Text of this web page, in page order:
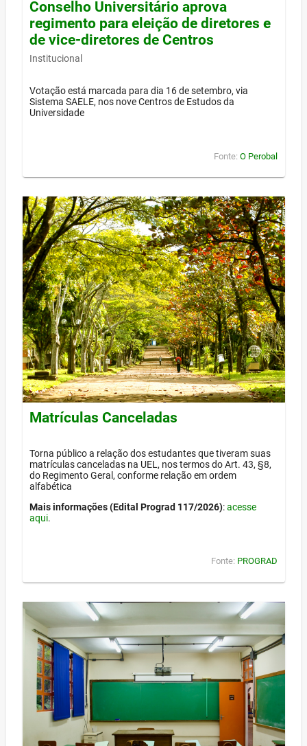
Conselho Universitário aprova
regimento para eleição de diretores e
de vice-diretores de Centros
Institucional
Votação está marcada para dia 16 de setembro, via
Sistema SAELE, nos nove Centros de Estudos da
Universidade
Fonte: O Perobal
Matrículas Canceladas
Torna público a relação dos estudantes que tiveram suas
matrículas canceladas na UEL, nos termos do Art. 43, §8,
do Regimento Geral, conforme relação em ordem
alfabética
Mais informações (Edital Prograd 117/2026):acesse
aqui.
Fonte: PROGRAD